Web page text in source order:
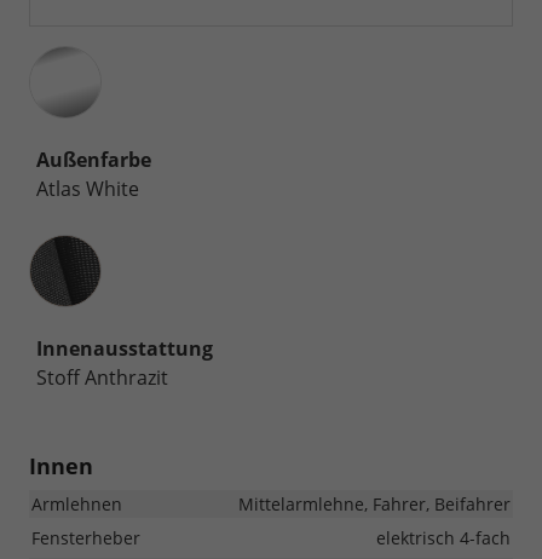
Außenfarbe
Atlas White
Innenausstattung
Innenausstattung
Stoff Anthrazit
Innen
Armlehnen
Mittelarmlehne, Fahrer, Beifahrer
Fensterheber
elektrisch 4-fach